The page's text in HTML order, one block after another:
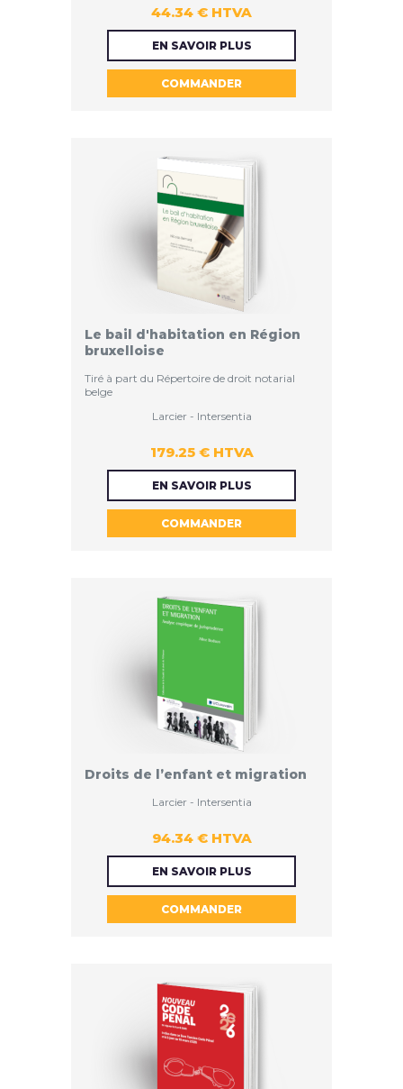
44.34 € HTVA
EN SAVOIR PLUS
COMMANDER
44.34 €
Le bail d'habitation en Région
bruxelloise
Tiré à part du Répertoire de droit notarial
belge
179.25 € HTVA
Larcier - Intersentia
EN SAVOIR PLUS
COMMANDER
179.25 €
Droits de l’enfant et migration
94.34 € HTVA
Larcier - Intersentia
EN SAVOIR PLUS
COMMANDER
94.34 €